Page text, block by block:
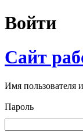
Войти
Сайт
Имя пользователя
Пароль